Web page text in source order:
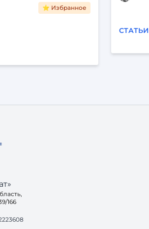
рутины. Читайте кейс
⭐ Избранное
СТАТЬИ
166